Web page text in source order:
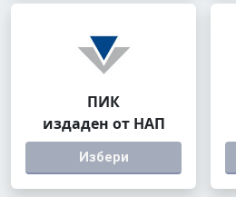
ПИК
издаден от НАП
Избери